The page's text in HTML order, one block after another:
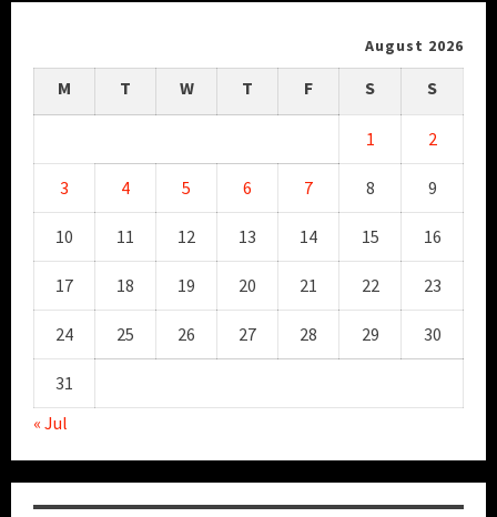
August 2026
M T W T F S S
1 2
3 4 5 6 7 8 9
10 11 12 13 14 15 16
17 18 19 20 21 22 23
24 25 26 27 28 29 30
31
« Jul